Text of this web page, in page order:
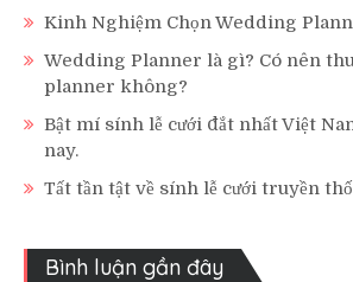
Kinh Nghiệm Chọn Wedding
Wedding Planner là gì? Có nên
planner không?
Bật mí sính lễ cưới đắt nhất Việt
nay.
Tất tần tật về sính lễ cưới truyền
Bình luận gần đây